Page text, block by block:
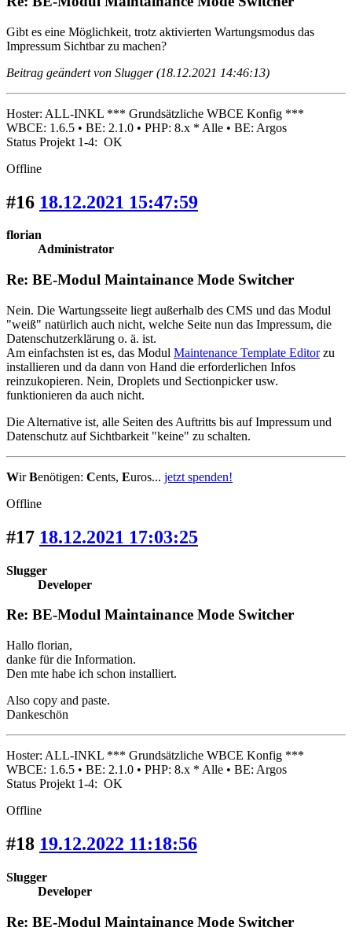
Gibt es eine Möglichkeit, trotz aktivierten Wartungsmodus das
Impressum Sichtbar zu machen?
Beitrag geändert von Slugger (18.12.2021 14:46:13)
Hoster: ALL-INKL *** Grundsätzliche WBCE Konfig ***
WBCE: 1.6.5 • BE: 2.1.0 • PHP: 8.x * Alle • BE: Argos
Status Projekt 1-4: OK
Offline
#16 18.12.2021 15:47:59
florian
Administrator
Re: BE-Modul Maintainance Mode Switcher
Nein. Die Wartungsseite liegt außerhalb des CMS und das Modul
"weiß" natürlich auch nicht, welche Seite nun das Impressum, die
Datenschutzerklärung o. ä. ist.
Am einfachsten ist es, das Modul Maintenance Template Editorzu
installieren und da dann von Hand die erforderlichen Infos
reinzukopieren. Nein, Droplets und Sectionpicker usw.
funktionieren da auch nicht.
Die Alternative ist, alle Seiten des Auftritts bis auf Impressum und
Datenschutz auf Sichtbarkeit "keine" zu schalten.
WirBenötigen: Cents, Euros... jetzt spenden!
Offline
#17 18.12.2021 17:03:25
Slugger
Developer
Re: BE-Modul Maintainance Mode Switcher
Hallo florian,
danke für die Information.
Den mte habe ich schon installiert.
Also copy and paste.
Dankeschön
Hoster: ALL-INKL *** Grundsätzliche WBCE Konfig ***
WBCE: 1.6.5 • BE: 2.1.0 • PHP: 8.x * Alle • BE: Argos
Status Projekt 1-4: OK
Offline
#18 19.12.2022 11:18:56
Slugger
Developer
Re: BE-Modul Maintainance Mode Switcher